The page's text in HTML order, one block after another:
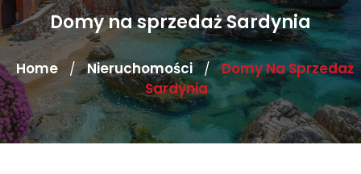
Domy na sprzedaż Sardynia
Home / Nieruchomości /
Domy Na Sprzedaż
Sardynia